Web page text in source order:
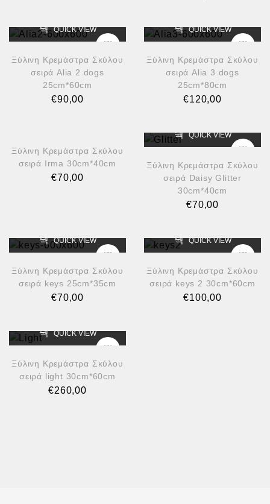
QUICK VIEW
Ξύλινη Κρεμάστρα Σκύλου
σειρά Alia 2 dogs
25cm*60cm
€90,00
QUICK VIEW
Ξύλινη Κρεμάστρα Σκύλου
σειρά Alia 3 dogs
25cm*80cm
€120,00
Ξύλινη Κρεμάστρα Σκύλου
σειρά Irma 30cm*40cm
€70,00
QUICK VIEW
Ξύλινη Κρεμάστρα Σκύλου
σειρά Daisy Glitter
30cm*40cm
€70,00
QUICK VIEW
Ξύλινη Κρεμάστρα Σκύλου
σειρά keys 25cm*35cm
€70,00
QUICK VIEW
Ξύλινη Κρεμάστρα Σκύλου
σειρά keys 2 30cm*60cm
€100,00
QUICK VIEW
Ξύλινη Κρεμάστρα Σκύλου
σειρά light 30cm*60cm
€260,00